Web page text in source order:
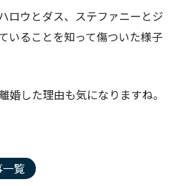
ロウとダス、ステファニーとジ
いることを知って傷ついた様子
婚した理由も気になりますね。
覧